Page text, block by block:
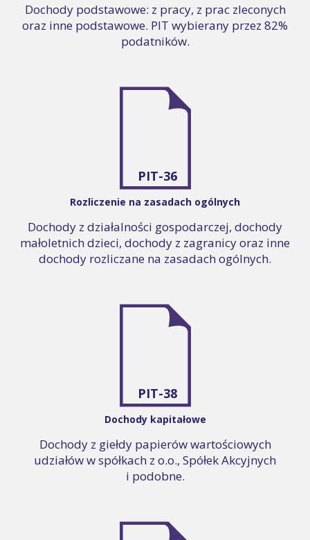
Dochody podstawowe: z pracy, z prac zleconych
oraz inne podstawowe. PIT wybierany przez 82%
podatników.
PIT-36
Rozliczenie na zasadach ogólnych
Dochody z działalności gospodarczej, dochody
małoletnich dzieci, dochody z zagranicy oraz inne
dochody rozliczane na zasadach ogólnych.
PIT-38
Dochody kapitałowe
Dochody z giełdy papierów wartościowych
udziałów w spółkach z o.o., Spółek Akcyjnych
i podobne.